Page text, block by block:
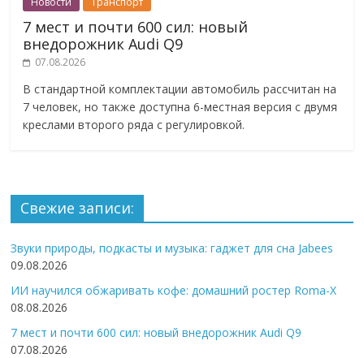
7 мест и почти 600 сил: новый
внедорожник Audi Q9
07.08.2026
В стандартной комплектации автомобиль рассчитан на
7 человек, но также доступна 6-местная версия с двумя
креслами второго ряда с регулировкой.
Свежие записи:
Звуки природы, подкасты и музыка: гаджет для сна Jabees
09.08.2026
ИИ научился обжаривать кофе: домашний ростер Roma-X
08.08.2026
7 мест и почти 600 сил: новый внедорожник Audi Q9
07.08.2026